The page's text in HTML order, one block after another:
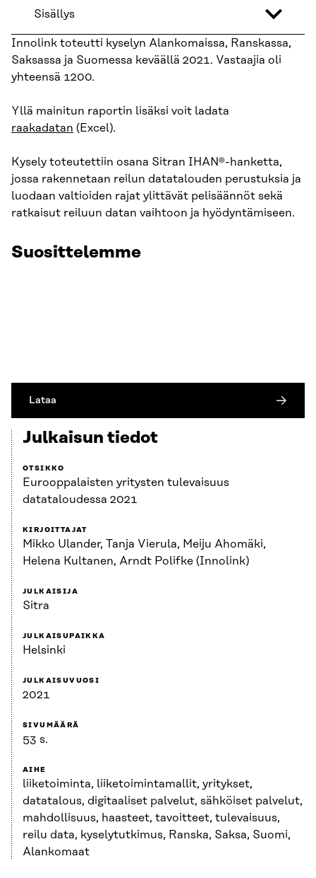
Sisällys
Innolink toteutti kyselyn Alankomaissa, Ranskassa,
Saksassa ja Suomessa keväällä 2021. Vastaajia oli
yhteensä 1200.
Yllä mainitun raportin lisäksi voit ladata
raakadatan (Excel).
Kysely toteutettiin osana Sitran IHAN®-hanketta,
jossa rakennetaan reilun datatalouden perustuksia ja
luodaan valtioiden rajat ylittävät pelisäännöt sekä
ratkaisut reiluun datan vaihtoon ja hyödyntämiseen.
Suosittelemme
Lataa
Julkaisun tiedot
OTSIKKO
Eurooppalaisten yritysten tulevaisuus
datataloudessa 2021
KIRJOITTAJAT
Mikko Ulander, Tanja Vierula, Meiju Ahomäki,
Helena Kultanen, Arndt Polifke (Innolink)
JULKAISIJA
Sitra
JULKAISUPAIKKA
Helsinki
JULKAISUVUOSI
2021
SIVUMÄÄRÄ
53 s.
AIHE
liiketoiminta, liiketoimintamallit, yritykset,
datatalous, digitaaliset palvelut, sähköiset palvelut,
mahdollisuus, haasteet, tavoitteet, tulevaisuus,
reilu data, kyselytutkimus, Ranska, Saksa, Suomi,
Alankomaat